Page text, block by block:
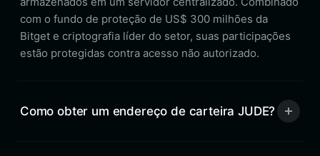
com o fundo de proteção de US$ 300 milhões da
Bitget e criptografia líder do setor, suas participações
estão protegidas contra acesso não autorizado.
Como obter um endereço de carteira JUDE?